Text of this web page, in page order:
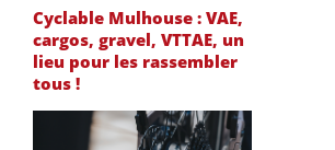
Cyclable Mulhouse : VAE,
cargos, gravel, VTTAE, un
lieu pour les rassembler
tous !